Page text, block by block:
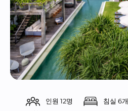
인원 12명 침실 6개